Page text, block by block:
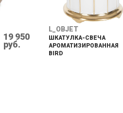
19 950
руб.
L_OBJET
ШКАТУЛКА-СВЕЧА
АРОМАТИЗИРОВАННАЯ
BIRD